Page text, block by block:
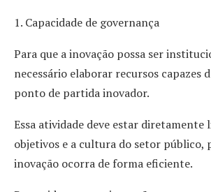
1. Capacidade de governança
Para que a inovação possa ser
necessário elaborar recursos capazes
ponto de partida inovador.
Essa atividade deve estar diretamente
objetivos e a cultura do setor público,
inovação ocorra de forma eficiente.